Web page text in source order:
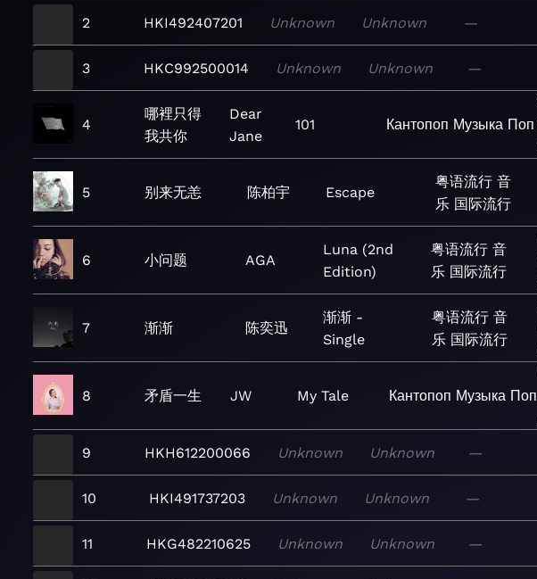
2 HKI492407201 Unknown Unknown —
3 HKC992500014 Unknown Unknown —
4
哪裡只得
我共你
Dear
Jane
101 Кантопоп Музыка Поп
5 别来无恙 陈柏宇 Escape
粤语流行 音
乐 国际流行
6 小问题 AGA
Luna (2nd
Edition)
粤语流行 音
乐 国际流行
7 渐渐 陈奕迅
渐渐 -
Single
粤语流行 音
乐 国际流行
8 矛盾一生 JW My Tale Кантопоп Музыка Поп
9 HKH612200066 Unknown Unknown —
10 HKI491737203 Unknown Unknown —
11 HKG482210625 Unknown Unknown —